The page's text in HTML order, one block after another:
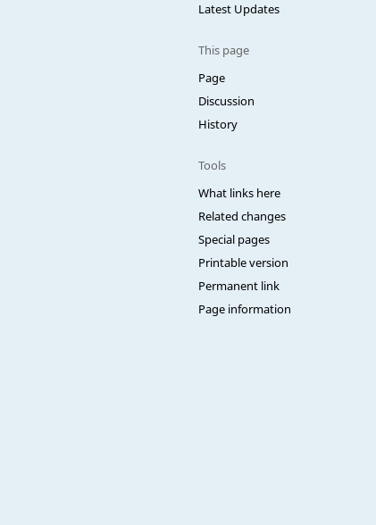
Latest Updates
This page
Page
Discussion
History
Tools
What links here
Related changes
Special pages
Printable version
Permanent link
Page information